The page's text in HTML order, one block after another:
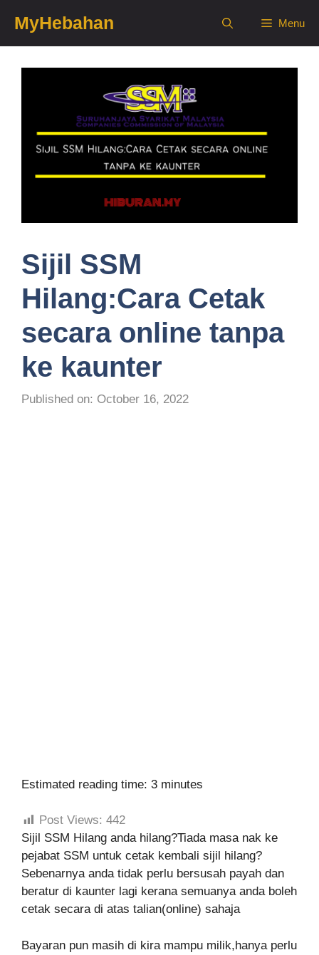
content
MyHebahan Menu
Sijil SSM
Hilang:Cara Cetak
secara online tanpa
ke kaunter
Published on: October 16, 2022
Estimated reading time: 3 minutes
Post Views: 442
Sijil SSM Hilang anda hilang?Tiada masa nak ke
pejabat SSM untuk cetak kembali sijil hilang?
Sebenarnya anda tidak perlu bersusah payah dan
beratur di kaunter lagi kerana semuanya anda boleh
cetak secara di atas talian(online) sahaja
Bayaran pun masih di kira mampu milik,hanya perlu